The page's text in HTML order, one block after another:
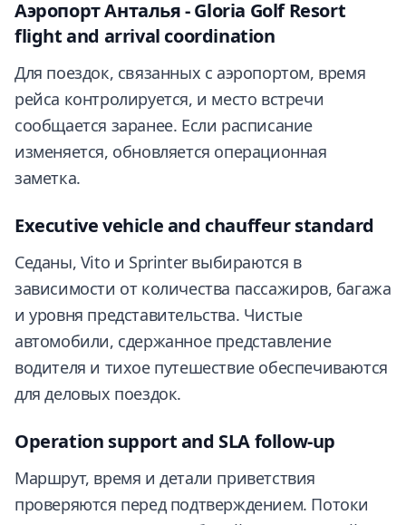
Аэропорт Анталья - Gloria Golf Resort
flight and arrival coordination
Для поездок, связанных с аэропортом, время
рейса контролируется, и место встречи
сообщается заранее. Если расписание
изменяется, обновляется операционная
заметка.
Executive vehicle and chauffeur standard
Седаны, Vito и Sprinter выбираются в
зависимости от количества пассажиров, багажа
и уровня представительства. Чистые
автомобили, сдержанное представление
водителя и тихое путешествие обеспечиваются
для деловых поездок.
Operation support and SLA follow-up
Маршрут, время и детали приветствия
проверяются перед подтверждением. Потоки